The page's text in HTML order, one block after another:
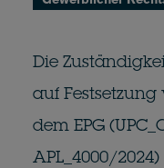
Die
auf Festsetzung
dem EPG
APL_4000/2024)